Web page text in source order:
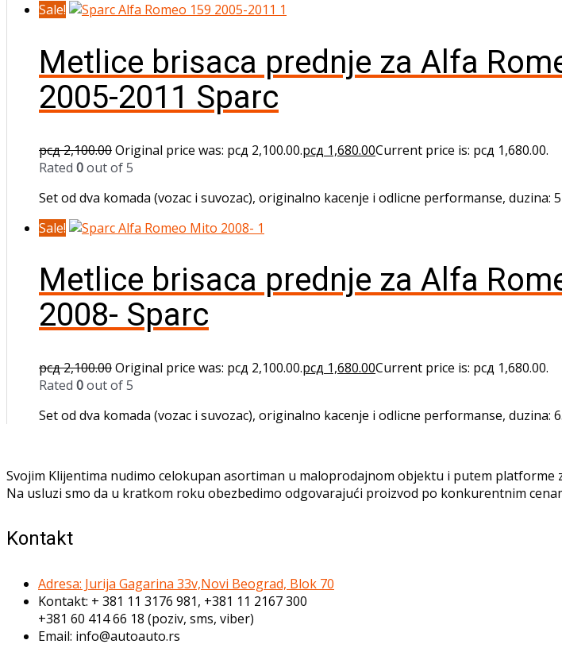
Sale!
Metlice brisaca prednje za Alfa
2005-2011 Sparc
рсд2,100.00Original price was: рсд 2,100.00.рсд 1,680.00Current price is: рсд 1,680.00.
Rated 0out of 5
Set od dva komada (vozac i suvozac), originalno kacenje i odlicne performanse, duzina:
Sale!
Metlice brisaca prednje za Alfa
2008- Sparc
рсд2,100.00Original price was: рсд 2,100.00.рсд 1,680.00Current price is: рсд 1,680.00.
Rated 0out of 5
Set od dva komada (vozac i suvozac), originalno kacenje i odlicne performanse, duzina:
Svojim Klijentima nudimo celokupan asortiman u maloprodajnom objektu i putem platforme
Na usluzi smo da u kratkom roku obezbedimo odgovarajući proizvod po konkurentnim
Kontakt
Adresa: Jurija Gagarina 33v,Novi Beograd, Blok 70
Kontakt: + 381 11 3176 981, +381 11 2167 300
+381 60 414 66 18 (poziv, sms, viber)
Email: info@autoauto.rs